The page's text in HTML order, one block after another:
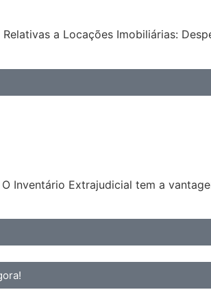
a Locações Imobiliárias:
Inventário Extrajudicial tem a